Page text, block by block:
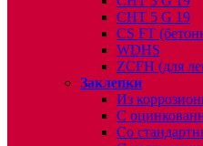
CHT 5 G 19
CS FT
WDHS
ZCFH (для
Заклепки
Из
С
Со